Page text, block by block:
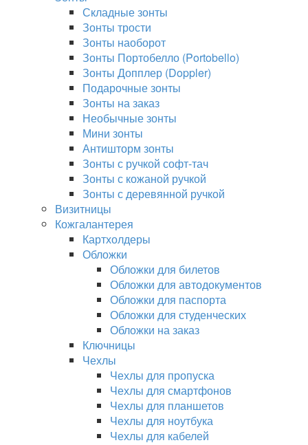
Складные зонты
Зонты трости
Зонты наоборот
Зонты Портобелло (Portobello)
Зонты Допплер (Doppler)
Подарочные зонты
Зонты на заказ
Необычные зонты
Мини зонты
Антишторм зонты
Зонты с ручкой софт-тач
Зонты с кожаной ручкой
Зонты с деревянной ручкой
Визитницы
Кожгалантерея
Картхолдеры
Обложки
Обложки для билетов
Обложки для автодокументов
Обложки для паспорта
Обложки для студенческих
Обложки на заказ
Ключницы
Чехлы
Чехлы для пропуска
Чехлы для смартфонов
Чехлы для планшетов
Чехлы для ноутбука
Чехлы для кабелей